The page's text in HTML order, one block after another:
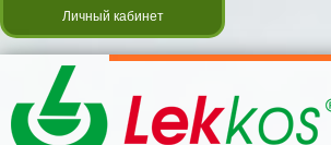
Личный кабинет